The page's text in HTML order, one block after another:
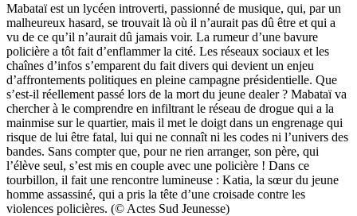
Mabataï est un lycéen introverti, passionné de musique, qui, par un
malheureux hasard, se trouvait là où il n’aurait pas dû être et qui a
vu de ce qu’il n’aurait dû jamais voir. La rumeur d’une bavure
policière a tôt fait d’enflammer la cité. Les réseaux sociaux et les
chaînes d’infos s’emparent du fait divers qui devient un enjeu
d’affrontements politiques en pleine campagne présidentielle. Que
s’est-il réellement passé lors de la mort du jeune dealer ? Mabataï va
chercher à le comprendre en infiltrant le réseau de drogue qui a la
mainmise sur le quartier, mais il met le doigt dans un engrenage qui
risque de lui être fatal, lui qui ne connaît ni les codes ni l’univers des
bandes. Sans compter que, pour ne rien arranger, son père, qui
l’élève seul, s’est mis en couple avec une policière ! Dans ce
tourbillon, il fait une rencontre lumineuse : Katia, la sœur du jeune
homme assassiné, qui a pris la tête d’une croisade contre les
violences policières. (© Actes Sud Jeunesse)